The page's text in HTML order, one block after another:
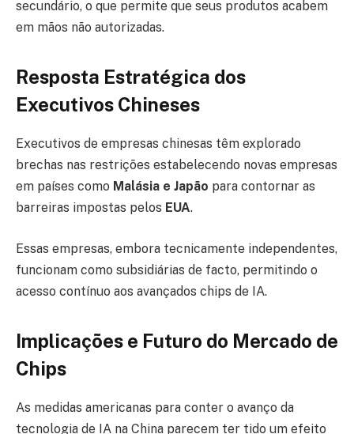
secundário, o que permite que seus produtos acabem
em mãos não autorizadas.
Resposta Estratégica dos
Executivos Chineses
Executivos de empresas chinesas têm explorado
brechas nas restrições estabelecendo novas empresas
em países como Malásia e Japão para contornar as
barreiras impostas pelos EUA.
Essas empresas, embora tecnicamente independentes,
funcionam como subsidiárias de facto, permitindo o
acesso contínuo aos avançados chips de IA.
Implicações e Futuro do Mercado de
Chips
As medidas americanas para conter o avanço da
tecnologia de IA na China parecem ter tido um efeito